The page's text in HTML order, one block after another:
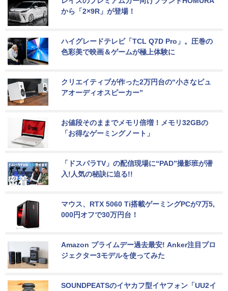
から「2×9R」が登場！
ハイグレードテレビ「TCL Q7D Pro」。圧巻の
色彩美で映画＆ゲームが極上体験に
クリエイティブが作った2万円台の“小さなピュ
アオーディオスピーカー”
お値段そのままでメモリ倍増！メモリ32GBの
「お得なゲーミングノート」
「ドスパラTV」の配信現場に“PAD”撮影班が潜
入!人気の秘訣に迫る!!
マウス、RTX 5060 Ti搭載ゲーミングPCが7万5,
000円オフで30万円台！
Amazon プライムデー過去最安! Anker注目プロ
ジェクター3モデルを使ってみた
SOUNDPEATSのイヤカフ型イヤフォン「UU2イ